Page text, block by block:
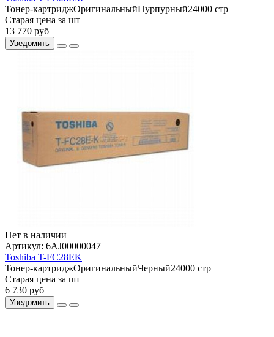
Тонер-картриджОригинальныйПурпурный24000 стр
Старая цена за шт
13 770 руб
Уведомить
Нет в наличии
Артикул: 6AJ00000047
Toshiba T-FC28EK
Тонер-картриджОригинальныйЧерный24000 стр
Старая цена за шт
6 730 руб
Уведомить